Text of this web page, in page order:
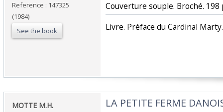
Reference : 147325
(1984)
See the book
‎Couverture souple. Broché. 198
‎Livre. Préface du Cardinal
‎MOTTE M.H.‎ ‎LA PETITE FERME